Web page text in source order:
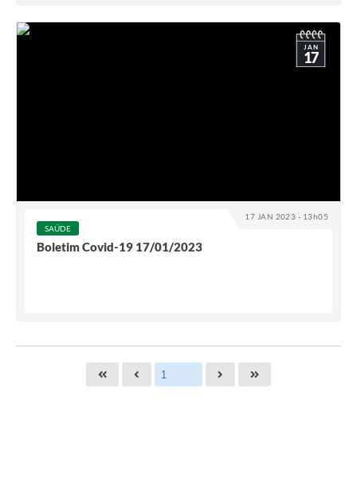
17 JAN 2023 - 13h05
JAN
17
SAÚDE
Boletim Covid-19 17/01/2023